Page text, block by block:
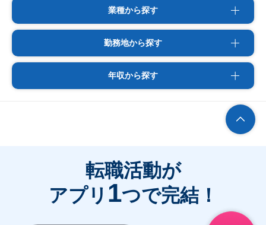
業種から探す
勤務地から探す
年収から探す
転職活動が
アプリ 1つで完結！